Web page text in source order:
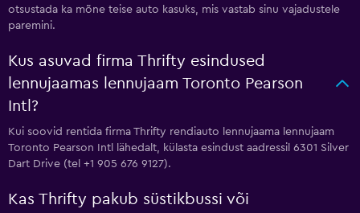
otsustada ka mõne teise auto kasuks, mis vastab sinu vajadustele
paremini.
Kus asuvad firma Thrifty esindused
lennujaamas lennujaam Toronto Pearson
Intl?
Kui soovid rentida firma Thrifty rendiauto lennujaama lennujaam
Toronto Pearson Intl lähedalt, külasta esindust aadressil 6301 Silver
Dart Drive (tel +1 905 676 9127).
Kas Thrifty pakub süstikbussi või